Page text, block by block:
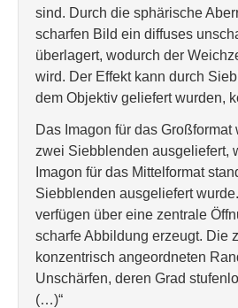
sind. Durch die sphärische
scharfen Bild ein diffuses
überlagert, wodurch der
wird. Der Effekt kann durch
dem Objektiv geliefert wurden,
Das Imagon für das Großformat
zwei Siebblenden ausgeliefert,
Imagon für das Mittelformat
Siebblenden ausgeliefert
verfügen über eine zentrale
scharfe Abbildung erzeugt. Die
konzentrisch angeordneten
Unschärfen, deren Grad
(…)“